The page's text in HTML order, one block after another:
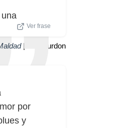
Ver frase
| Eric Burdon
por
y